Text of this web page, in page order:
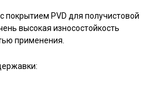
покрытием PVD для получистовой
высокая износостойкость
применения.